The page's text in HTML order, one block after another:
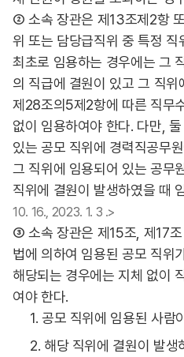
② 소속 장관은 제13조제2항
위 또는 담당급직위 중 특정 직
최초로 임용하는 경우에는 그
의 직급에 결원이 있고 그 직
제28조의5제2항에 따른 직무
없이 임용하여야 한다. 다만,
있는 공모 직위에 경력직공무
그 직위에 임용되어 있는 공무
직위에 결원이 발생하였을 때
10. 16., 2023. 1. 3 .>
③ 소속 장관은 제15조, 제17
법에 의하여 임용된 공모 직위
해당되는 경우에는 지체 없이
여야 한다.
1. 공모 직위에 임용된 사람
2. 해당 직위에 결원이 발생